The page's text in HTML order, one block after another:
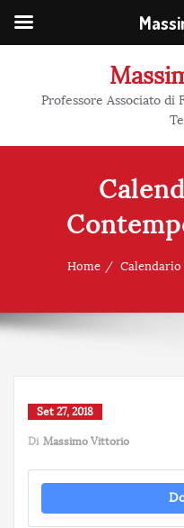
Professore Associato di
Home Calendario
Set 27, 2018
Di Massimo Vittorio